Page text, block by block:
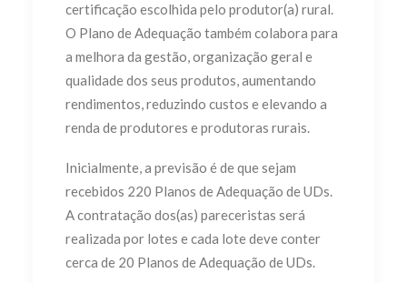
certificação escolhida pelo produtor(a) rural.
O Plano de Adequação também colabora para
a melhora da gestão, organização geral e
qualidade dos seus produtos, aumentando
rendimentos, reduzindo custos e elevando a
renda de produtores e produtoras rurais.
Inicialmente, a previsão é de que sejam
recebidos 220 Planos de Adequação de UDs.
A contratação dos(as) pareceristas será
realizada por lotes e cada lote deve conter
cerca de 20 Planos de Adequação de UDs.